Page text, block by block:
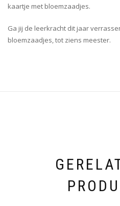
kaartje met bloemzaadjes.
Ga jij de leerkracht dit jaar
bloemzaadjes, tot ziens meester.